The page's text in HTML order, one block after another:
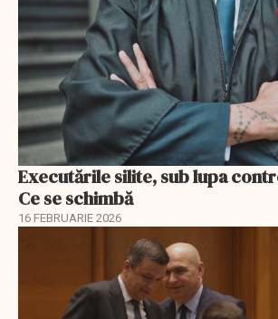
Executările silite, sub lupa
Ce se schimbă
16 FEBRUARIE 2026